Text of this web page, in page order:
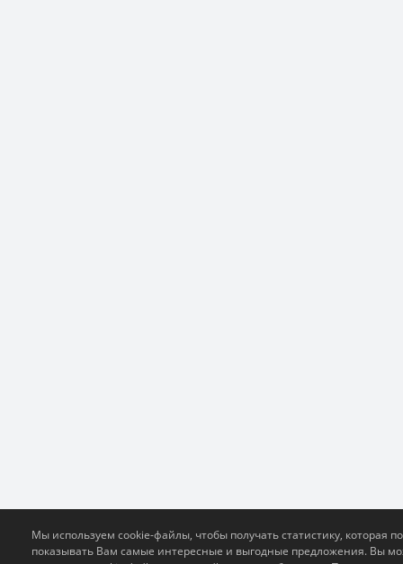
Мы используем cookie-файлы, чтобы получать статистику, которая
показывать Вам самые интересные и выгодные предложения. Вы